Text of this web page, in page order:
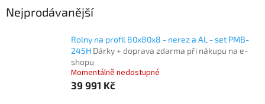
Nejprodávanější
Rolny na profil 80x80x8 - nerez a AL - set PMB-
245H Dárky + doprava zdarma při nákupu na e-
shopu
Momentálně nedostupné
39 991 Kč